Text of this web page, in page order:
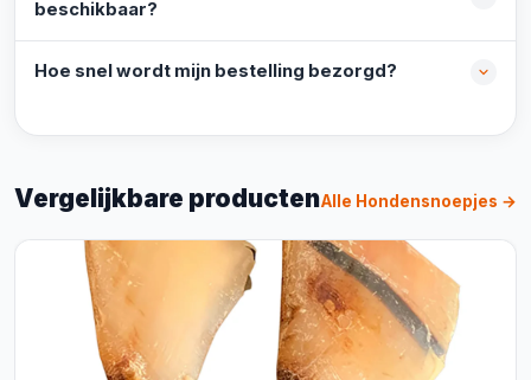
beschikbaar?
Hoe snel wordt mijn bestelling bezorgd?
Vergelijkbare productenAlle Hondensnoepjes →